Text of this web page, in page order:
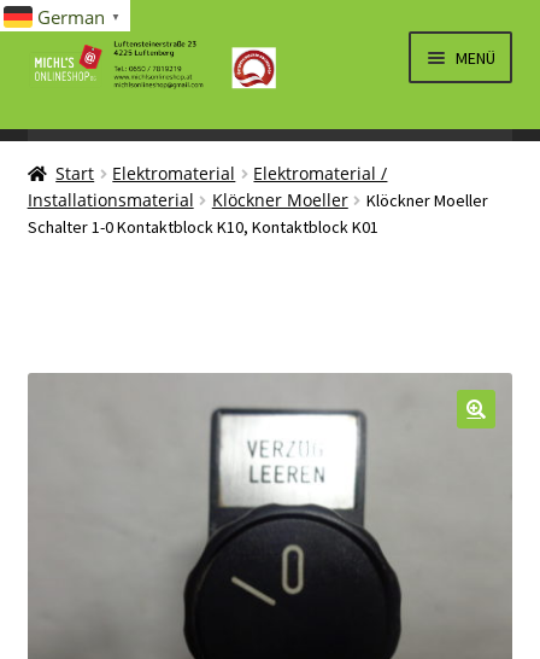
Navigation
Inhalt
MENÜ
SPIELWAREN/BAUSÄTZE
ÖFFNEN
ELEKTRO
ÖFFNEN
LÜFTUNG, HEIZUNG, KLIMA
ÖFFNEN
Start Elektromaterial
Elektromaterial /
Installationsmaterial
Klöckner Moeller
Klöckner Moeller
Schalter 1-0 Kontaktblock K10, Kontaktblock K01
German ▼